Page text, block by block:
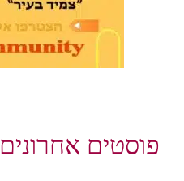
פוסטים אחרונים